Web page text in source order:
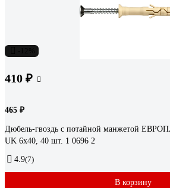
410 ₽
465 ₽
Дюбель-гвоздь с потайной манжетой
UK 6x40, 40 шт. 1 0696 2
4.9(7)
В корзину